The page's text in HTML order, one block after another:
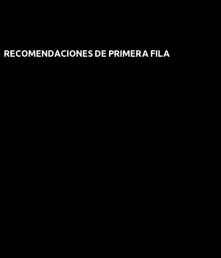
RECOMENDACIONES DE PRIMERA FILA